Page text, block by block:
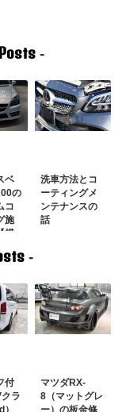
-
ベ
の
コ
施
横
洗車方法とコ
ーティングメ
ンテナンスの
話
-
付
ラ
マツダRX-
8（マットグレ
ー）の板金修